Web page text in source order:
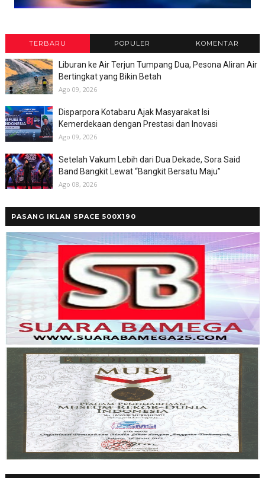
TERBARU POPULER KOMENTAR
Liburan ke Air Terjun Tumpang Dua, Pesona Aliran Air
Bertingkat yang Bikin Betah
Ago 09, 2026
Disparpora Kotabaru Ajak Masyarakat Isi
Kemerdekaan dengan Prestasi dan Inovasi
Ago 09, 2026
Setelah Vakum Lebih dari Dua Dekade, Sora Said
Band Bangkit Lewat “Bangkit Bersatu Maju”
Ago 08, 2026
PASANG IKLAN SPACE 500X190